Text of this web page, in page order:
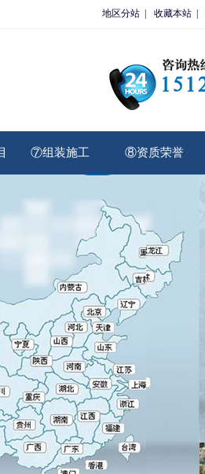
地区分站 收藏本站 |
⑦组装施工 ⑧资质荣誉